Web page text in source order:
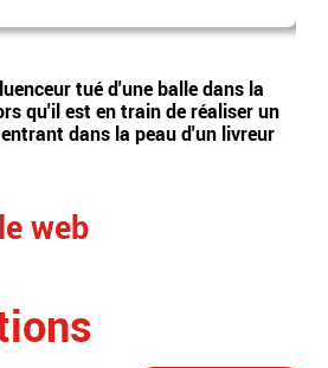
tué d'une balle dans la
qu'il est en train de réaliser un
dans la peau d'un livreur
web